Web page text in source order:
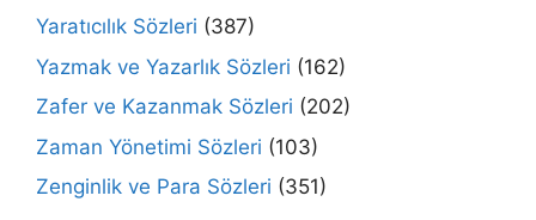
Yaratıcılık Sözleri (387)
Yazmak ve Yazarlık Sözleri (162)
Zafer ve Kazanmak Sözleri (202)
Zaman Yönetimi Sözleri (103)
Zenginlik ve Para Sözleri (351)